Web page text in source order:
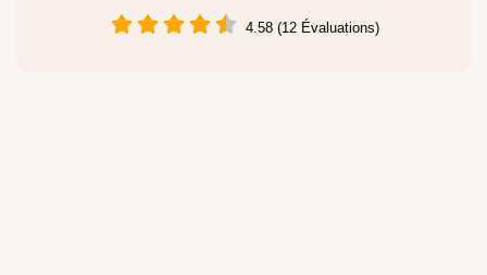
4.58 (12 Évaluations)